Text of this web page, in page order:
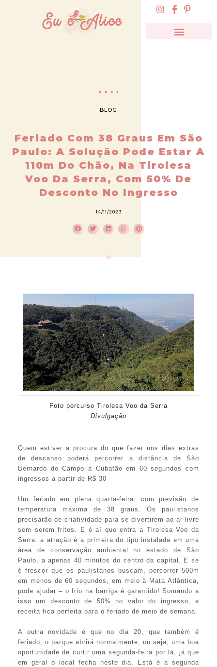
BLOG
Feriado Com 38 Graus Em São
Paulo: A Solução Pode Estar A
110m Do Chão, Na Tirolesa
Voo Da Serra, Com 50% De
Desconto No Ingresso
14/11/2023
Foto percurso Tirolesa Voo da Serra
Divulgação
Quem estiver a procura do que fazer nos dias extras
de descanso poderá percorrer a distância de São
Bernardo do Campo a Cubatão em 60 segundos com
ingressos a partir de R$ 30
Um feriado em plena quarta-feira, com previsão de
temperatura máxima de 38 graus. Os paulistanos
precisarão de criatividade para se divertirem ao ar livre
sem serem fritos. E é aí que entra a Tirolesa Voo da
Serra: a atração é a primeira do tipo instalada em uma
área de conservação ambiental no estado de São
Paulo, a apenas 40 minutos do centro da capital. E se
é frescor que os paulistanos buscam, percorrer 500m
em menos de 60 segundos, em meio à Mata Atlântica,
pode ajudar – o frio na barriga é garantido! Somando a
isso um desconto de 50% no valor do ingresso, a
receita fica perfeita para o feriado de meio de semana.
A outra novidade é que no dia 20, que também é
feriado, o parque abrirá normalmente, ou seja, uma boa
oportunidade de curtir uma segunda-feira por lá, já que
em geral o local fecha neste dia. Está é a segunda